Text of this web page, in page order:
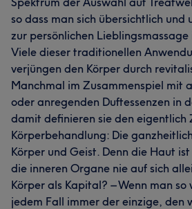
so dass man sich übersichtlich und
zur persönlichen
Viele dieser traditionellen
verjüngen den Körper durch
Manchmal im Zusammenspiel mit
oder anregenden Duftessenzen in
damit definieren sie den eigentlich
Körperbehandlung: Die
Körper und Geist. Denn die Haut
die inneren Organe nie auf sich
Körper als Kapital? – Wenn man
jedem Fall immer der einzige, den